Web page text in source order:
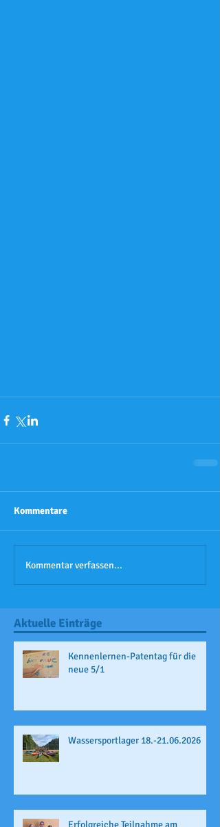
Kommentare
Kommentar verfassen...
Aktuelle Einträge
Kennenlernen-Patentag für die
neue 5/1
Wassersportlager 18.-21.06.2026
Erfolgreiche Teilnahme am